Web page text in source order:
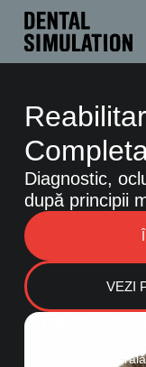
Diagnostic,
după principii
VEZI
Curs susținut de
în reabilitare